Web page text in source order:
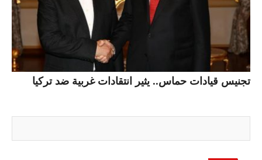
تجنيس قيادات حماس.. يثير انتقادات غربية ضد تركيا